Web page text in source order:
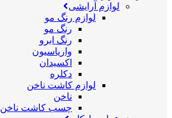
لوازم آرایشی
لوازم رنگ مو
رنگ مو
رنگ ابرو
واریاسیون
اکسیدان
دکلره
لوازم کاشت ناخن
ناخن
چسب کاشت ناخن